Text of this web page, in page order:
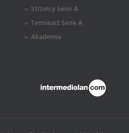
» Strzelcy Serie A
» Terminarz Serie A
» Akademia